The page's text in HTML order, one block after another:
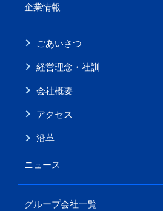
企業情報
ごあいさつ
経営理念・社訓
会社概要
アクセス
沿革
ニュース
グループ会社一覧